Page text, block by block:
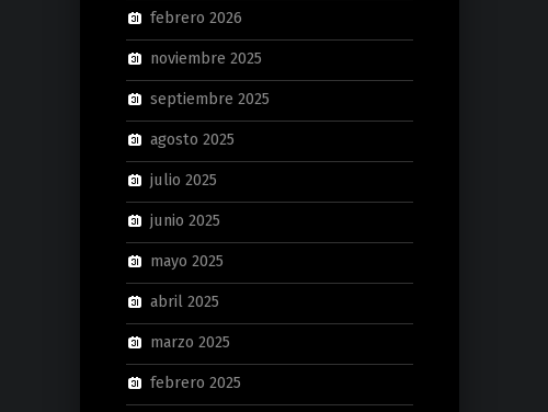
febrero 2026
noviembre 2025
septiembre 2025
agosto 2025
julio 2025
junio 2025
mayo 2025
abril 2025
marzo 2025
febrero 2025